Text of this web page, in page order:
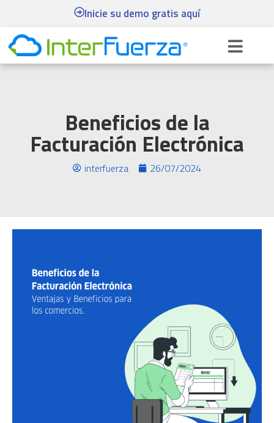
Inicie su demo gratis aquí
Beneficios de la
Facturación Electrónica
interfuerza 26/07/2024